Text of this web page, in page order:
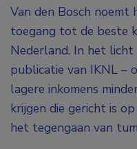
Van den Bosch noemt
toegang tot de beste
Nederland. In het
publicatie van IKNL –
lagere inkomens
krijgen die gericht is
het tegengaan van